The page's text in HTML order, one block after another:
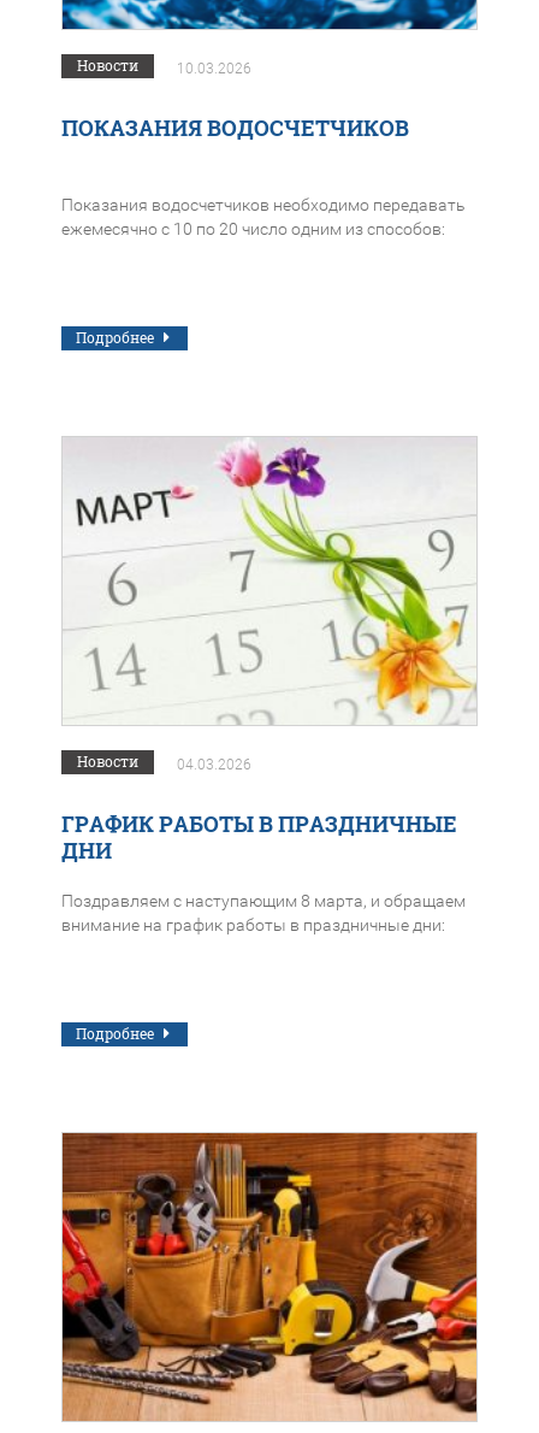
Новости 10.03.2026
ПОКАЗАНИЯ ВОДОСЧЕТЧИКОВ
Показания водосчетчиков необходимо передавать
ежемесячно с 10 по 20 число одним из способов:
Подробнее
Новости 04.03.2026
ГРАФИК РАБОТЫ В ПРАЗДНИЧНЫЕ
ДНИ
Поздравляем с наступающим 8 марта, и обращаем
внимание на график работы в праздничные дни:
Подробнее